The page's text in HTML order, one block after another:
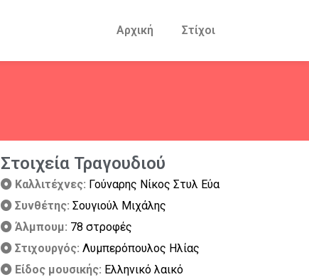
Αρχική Στίχοι
Στοιχεία Τραγουδιού
Καλλιτέχνες: Γούναρης Νίκος Στυλ Εύα
Συνθέτης: Σουγιούλ Μιχάλης
Άλμπουμ: 78 στροφές
Στιχουργός: Λυμπερόπουλος Ηλίας
Είδος μουσικής: Ελληνικό λαικό